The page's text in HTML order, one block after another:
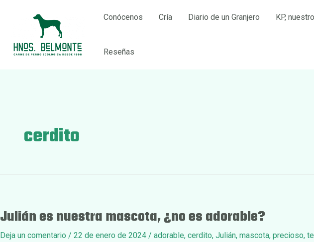
Conócenos Cría Diario de un Granjero KP,
Reseñas
cerdito
Julián es nuestra mascota, ¿no es adorable?
Deja un comentario / 22 de enero de 2024 / adorable, cerdito, Julián, mascota, precioso,